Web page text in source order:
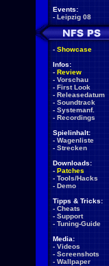
Events:
- Leipzig 08
- Showcase
Infos:
- Review
- Vorschau
- First Look
- Releasedatum
- Soundtrack
- Systemanf.
- Recordings
Spielinhalt:
- Wagenliste
- Strecken
Downloads:
- Patches
- Tools/Hacks
- Demo
Tipps & Tricks:
- Cheats
- Support
- Tuning-Guide
Media:
- Videos
- Screenshots
- Wallpaper